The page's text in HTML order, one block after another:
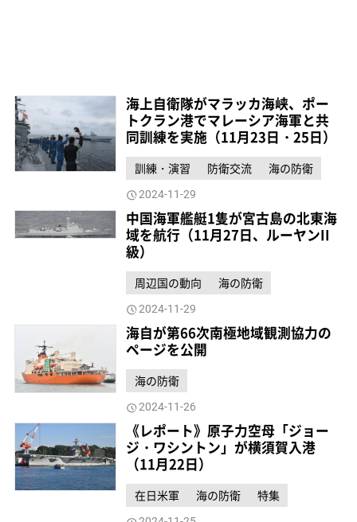
海上自衛隊がマラッカ海峡、ポー
トクラン港でマレーシア海軍と共
同訓練を実施（11月23日・25日）
訓練・演習 防衛交流 海の防衛
2024-11-29
中国海軍艦艇1隻が宮古島の北東海
域を航行（11月27日、ルーヤンII
級）
周辺国の動向 海の防衛
2024-11-29
海自が第66次南極地域観測協力の
ページを公開
海の防衛
2024-11-26
《レポート》原子力空母「ジョー
ジ・ワシントン」が横須賀入港
（11月22日）
在日米軍 海の防衛 特集